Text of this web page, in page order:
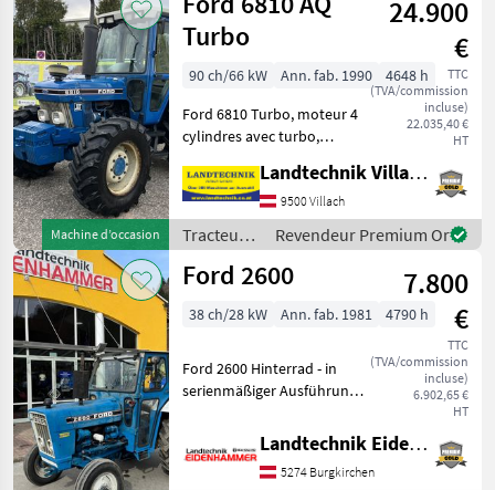
Machine d’occasion
Turbo
24.900
€
TTC
(TVA/commission
incluse)
22.035,40 €
HT
90 ch/66 kW Ann. fab. 1990
4648 h
Ford 6810 Turbo, moteur 4
cylindres avec turbo,
motrices avec boîte de
vitesses latérale, cabine
confort avec siège passager,
chauffage, luca
Landtechnik Villach GmbH
9500 Villach
Tracteurs
/ Ford
Revendeur Premium Or
Ford 2600
7.800
€
TTC
(TVA/commission
incluse)
6.902,65 €
HT
38 ch/28 kW Ann. fab. 1981 4790 h
Ford 2600 Hinterrad - in
serienmäßiger Ausführung -
u. Seitenfenster - Servo
Lenkung - 2 DW
Steuergeräte hi. 4A -
Landtechnik Eidenhammer GmbH
5274 Burgkirchen